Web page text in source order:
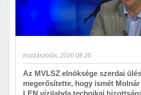
hozzászólás 2020.08.20.
Az MVLSZ elnöksége szerdai
megerősítette, hogy ismét
LEN vízilabda technikai